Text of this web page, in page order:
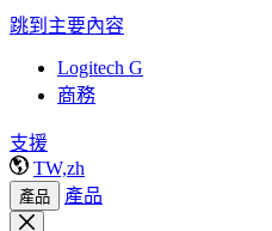
跳到主要內容
Logitech G
商務
支援
TW,zh
產品 產品